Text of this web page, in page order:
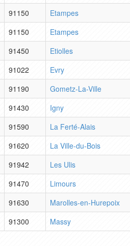
91150
Etampes
91150
Etampes
91450
Etiolles
91022
Evry
91190
Gometz-La-Ville
91430
Igny
91590
La Ferté-Alais
91620
La Ville-du-Bois
91942
Les Ulis
91470
Limours
91630
Marolles-en-Hurepoix
91300 Massy